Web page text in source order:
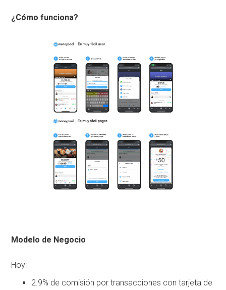
¿Cómo funciona?
Modelo de Negocio
Hoy:
2.9% de comisión por transacciones con tarjeta de